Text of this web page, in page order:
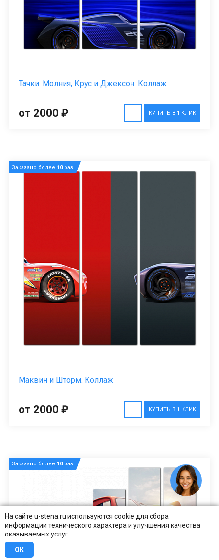
На сайте u-stena.ru используются cookie для сбора
информации технического характера и улучшения качества
оказываемых услуг.
ОК
Тачки: Молния, Крус и Джексон. Коллаж
КУПИТЬ В 1 КЛИК
от 2000 ₽
Заказано более 10раз
Маквин и Шторм. Коллаж
КУПИТЬ В 1 КЛИК
от 2000 ₽
Заказано более 10раз